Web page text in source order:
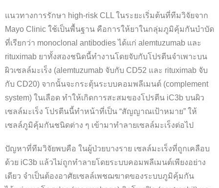
แนวทางการรักษา high-risk CLL ในระยะเริ่มต้นที่ทีมวิจัยจาก
Mayo Clinic ใช้เป็นพื้นฐาน คือการให้ยาในกลุ่มภูมิคุ้มกันบำบัด
ที่เรียกว่า monoclonal antibodies ได้แก่ alemtuzumab และ
rituximab ยาทั้งสองชนิดนี้ทำงานโดยจับกับโปรตีนจำเพาะบน
ผิวเซลล์มะเร็ง (alemtuzumab จับกับ CD52 และ rituximab จับ
กับ CD20) จากนั้นจะกระตุ้นระบบคอมพลีเมนต์ (complement
system) ในเลือด ทำให้เกิดการสะสมของโปรตีน iC3b บนผิว
เซลล์มะเร็ง โปรตีนนี้ทำหน้าที่เป็น “สัญญาณเป้าหมาย” ให้
เซลล์ภูมิคุ้มกันชนิดต่าง ๆ เข้ามาทำลายเซลล์มะเร็งต่อไป
ปัญหาที่ทีมวิจัยพบคือ ในผู้ป่วยบางราย เซลล์มะเร็งที่ถูกเคลือบ
ด้วย iC3b แล้วไม่ถูกทำลายโดยระบบคอมพลีเมนต์เพียงอย่าง
เดียว จำเป็นต้องอาศัยเซลล์เพชฌฆาตของระบบภูมิคุ้มกัน